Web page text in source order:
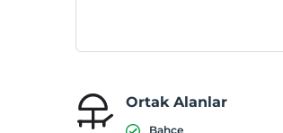
Ortak Alanlar
Bahçe